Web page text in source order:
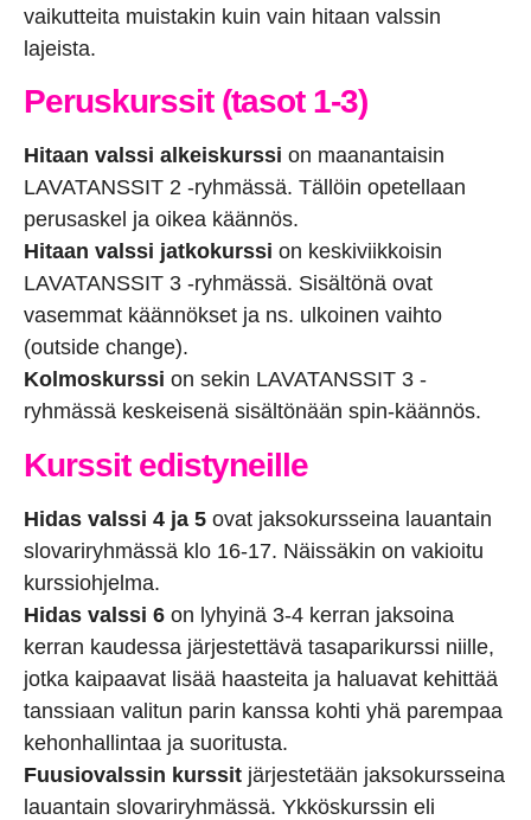
vaikutteita muistakin kuin vain hitaan valssin
lajeista.
Peruskurssit (tasot 1-3)
Hitaan valssi alkeiskurssi on maanantaisin
LAVATANSSIT 2 -ryhmässä. Tällöin opetellaan
perusaskel ja oikea käännös.
Hitaan valssi jatkokurssi on keskiviikkoisin
LAVATANSSIT 3 -ryhmässä. Sisältönä ovat
vasemmat käännökset ja ns. ulkoinen vaihto
(outside change).
Kolmoskurssi on sekin LAVATANSSIT 3 -
ryhmässä keskeisenä sisältönään spin-käännös.
Kurssit edistyneille
Hidas valssi 4 ja 5 ovat jaksokursseina lauantain
slovariryhmässä klo 16-17. Näissäkin on vakioitu
kurssiohjelma.
Hidas valssi 6 on lyhyinä 3-4 kerran jaksoina
kerran kaudessa järjestettävä tasaparikurssi niille,
jotka kaipaavat lisää haasteita ja haluavat kehittää
tanssiaan valitun parin kanssa kohti yhä parempaa
kehonhallintaa ja suoritusta.
Fuusiovalssin kurssit järjestetään jaksokursseina
lauantain slovariryhmässä. Ykköskurssin eli